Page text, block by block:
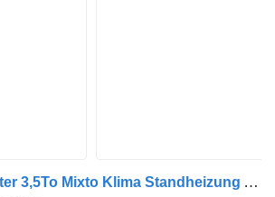
Volkswagen Crafter 3,5To Mixto Klima Standheizung AHK